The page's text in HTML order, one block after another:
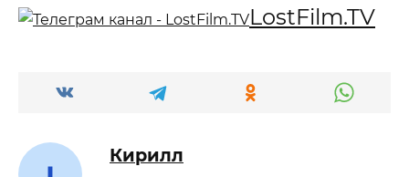
LostFilm.TV
Кирилл